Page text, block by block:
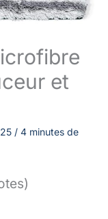
et
/ 4 minutes de